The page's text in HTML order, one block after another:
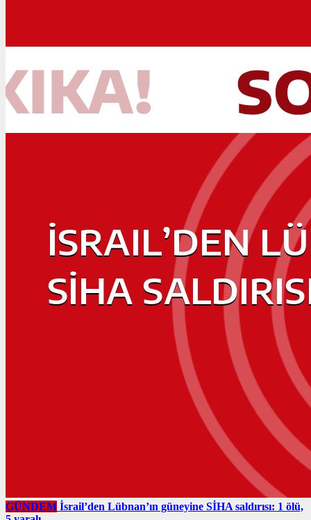
GÜNDEM İsrail’den Lübnan’ın güneyine SİHA saldırısı: 1 ölü,